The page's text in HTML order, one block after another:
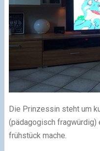
Die Prinzessin steht um
(pädagogisch fragwürdig)
frühstück mache.